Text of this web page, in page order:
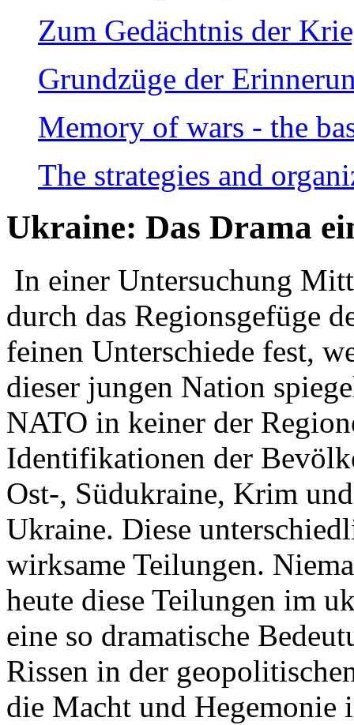
Zum Gedächtnis der
Grundzüge der
Memory of wars - the
The strategies and
Ukraine: Das Drama
In einer Untersuchung
durch das Regionsgefüge
feinen Unterschiede fest,
dieser jungen Nation
NATO in keiner der
Identifikationen der
Ost-, Südukraine, Krim
Ukraine. Diese
wirksame Teilungen.
heute diese Teilungen im
eine so dramatische
Rissen in der
die Macht und Hegemonie